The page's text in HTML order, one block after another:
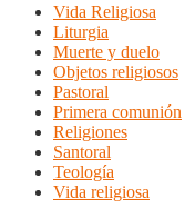
Vida Religiosa
Liturgia
Muerte y duelo
Objetos religiosos
Pastoral
Primera comunión
Religiones
Santoral
Teología
Vida religiosa